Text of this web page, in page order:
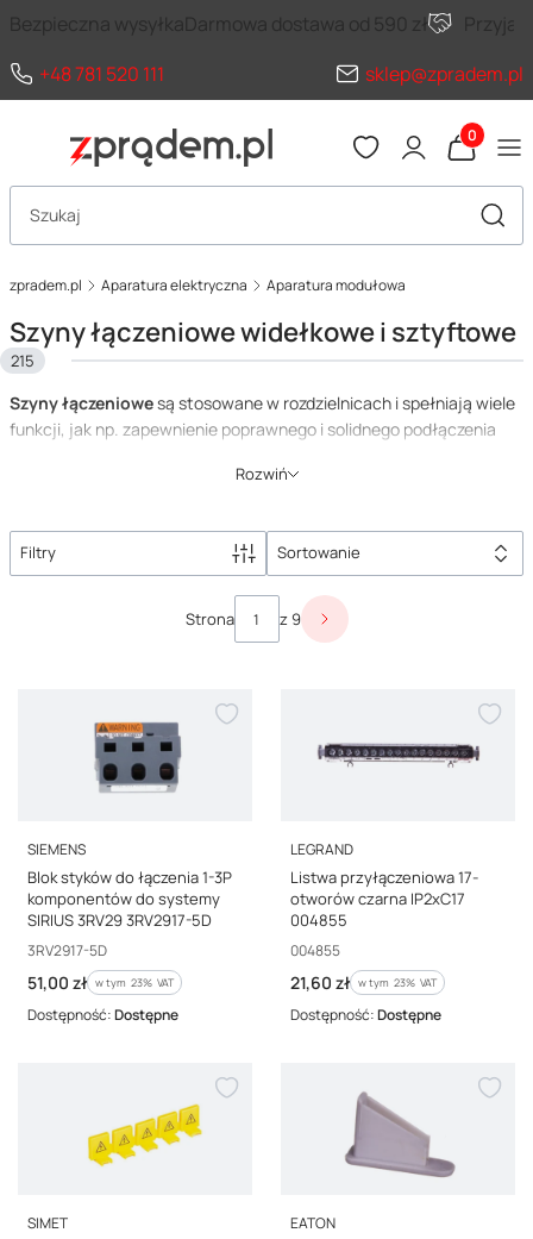
Bezpieczna wysyłkaDarmowa dostawa od 590 zł
+48 781 520 111
sklep@zpradem.pl
Produkty
Otwórz wyszukiwarkę
zpradem.pl Aparatura elektryczna Aparatura modułowa
Szyny łączeniowe widełkowe i sztyftowe
215
Szyny łączeniowesą stosowane w rozdzielnicach i spełniają wiele
funkcji, jak np. zapewnienie poprawnego i solidnego podłączenia
wykonania, redukcja błędów przy oprzewodowaniu rozdzielnicy,
swoje zadania, musi być poprawnie zamontowana. Najczęściej
spotykane są
o ustandaryzowanych długościach 6, 8, 12, 16,
dopasować, dzięki możliwości docięcia szyny do pożądanej
Rozwiń
Filtry Sortowanie
Lista produktówStrona z 9 Następne produkty
PRODUCENT
SIEMENS
Blok styków do łączenia 1-3P
komponentów do systemy
SIRIUS 3RV29 3RV2917-5D
Kod producenta
3RV2917-5D
Cena brutto
51,00 zł w tym %s VAT
w tym 23% VAT
Dostępność:Dostępne
PRODUCENT
LEGRAND
Listwa przyłączeniowa 17-
otworów czarna IP2xC17
004855
Kod producenta
004855
Cena brutto
21,60 zł w tym %s VAT
w tym 23% VAT
Dostępność:Dostępne
PRODUCENT
SIMET PRODUCENT
EATON